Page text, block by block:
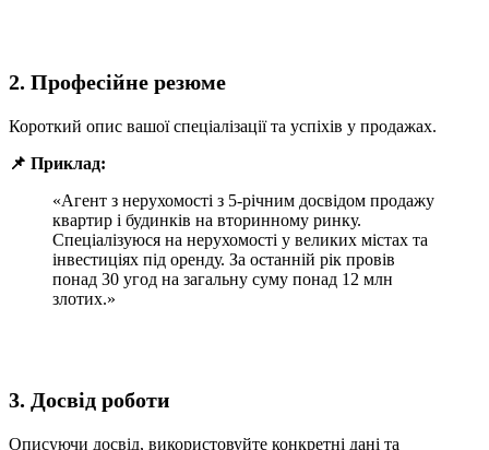
2. Професійне резюме
Короткий опис вашої спеціалізації та успіхів у продажах.
📌 Приклад:
«Агент з нерухомості з 5-річним досвідом продажу
квартир і будинків на вторинному ринку.
Спеціалізуюся на нерухомості у великих містах та
інвестиціях під оренду. За останній рік провів
понад 30 угод на загальну суму понад 12 млн
злотих.»
3. Досвід роботи
Описуючи досвід, використовуйте конкретні дані та